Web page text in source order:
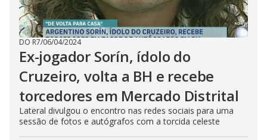
DO R7/06/04/2024
Ex-jogador Sorín, ídolo do
Cruzeiro, volta a BH e recebe
torcedores em Mercado Distrital
Lateral divulgou o encontro nas redes sociais para uma
sessão de fotos e autógrafos com a torcida celeste